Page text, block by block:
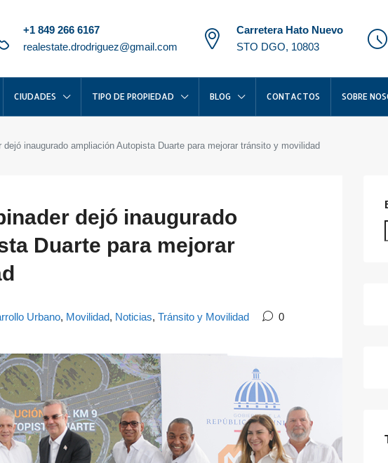
+1 849 266 6167
realestate.drodriguez@gmail.com
Carretera Hato Nuevo
STO DGO, 10803
CIUDADES TIPO DE PROPIEDAD BLOG CONTACTOS SOBRE
dejó inaugurado ampliación Autopista Duarte para mejorar tránsito y movilidad
dejó inaugurado
Duarte para mejorar
Urbano, Movilidad, Noticias, Tránsito y Movilidad 0